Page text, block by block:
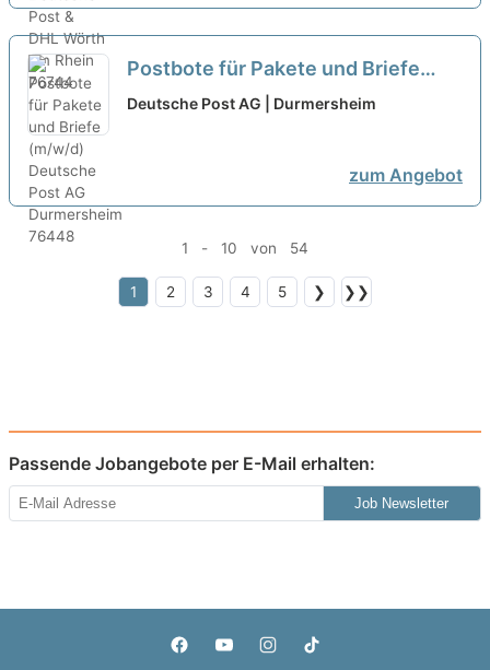
Postbote für Pakete und Briefe
(m/w/d) neu
Deutsche Post AG | Durmersheim
zum Angebot
1 - 10 von 54
1 2 3 4 5 ❯ ❯❯
Passende Jobangebote per E-Mail erhalten:
Job Newsletter